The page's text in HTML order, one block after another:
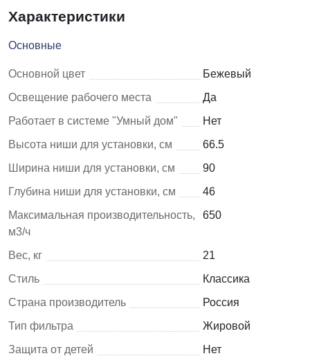
Характеристики
Основные
Основной цвет
Бежевый
Освещение рабочего места
Да
Работает в системе "Умный дом"
Нет
Высота ниши для установки, см
66.5
Ширина ниши для установки, см
90
Глубина ниши для установки, см
46
Максимальная производительность,
м3/ч
650
Вес, кг
21
Стиль
Классика
Страна производитель
Россия
Тип фильтра
Жировой
Защита от детей
Нет